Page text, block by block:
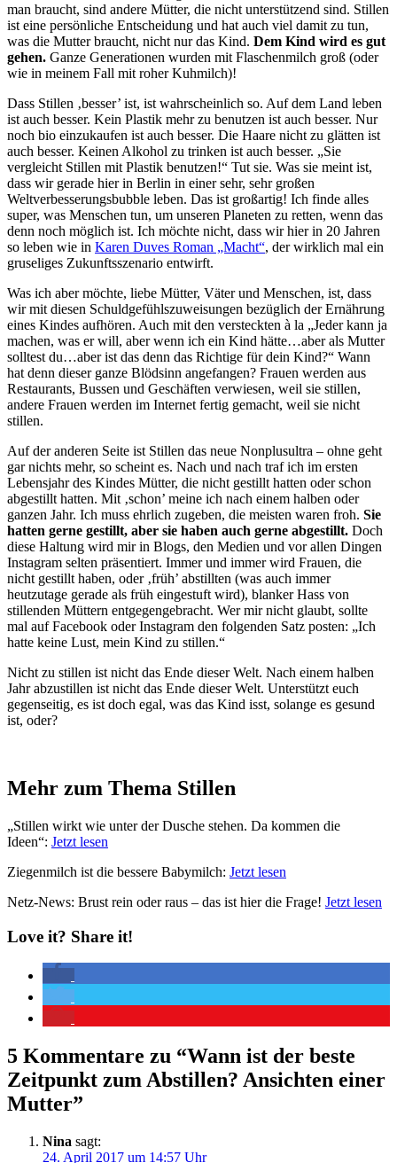
man braucht, sind andere Mütter, die nicht unterstützend sind. Stillen
ist eine persönliche Entscheidung und hat auch viel damit zu tun,
was die Mutter braucht, nicht nur das Kind. Dem Kind wird es gut
gehen. Ganze Generationen wurden mit Flaschenmilch groß (oder
wie in meinem Fall mit roher Kuhmilch)!
Dass Stillen ‚besser’ ist, ist wahrscheinlich so. Auf dem Land leben
ist auch besser. Kein Plastik mehr zu benutzen ist auch besser. Nur
noch bio einzukaufen ist auch besser. Die Haare nicht zu glätten ist
auch besser. Keinen Alkohol zu trinken ist auch besser. „Sie
vergleicht Stillen mit Plastik benutzen!“ Tut sie. Was sie meint ist,
dass wir gerade hier in Berlin in einer sehr, sehr großen
Weltverbesserungsbubble leben. Das ist großartig! Ich finde alles
super, was Menschen tun, um unseren Planeten zu retten, wenn das
denn noch möglich ist. Ich möchte nicht, dass wir hier in 20 Jahren
so leben wie in Karen Duves Roman „Macht“, der wirklich mal ein
gruseliges Zukunftsszenario entwirft.
Was ich aber möchte, liebe Mütter, Väter und Menschen, ist, dass
wir mit diesen Schuldgefühlszuweisungen bezüglich der Ernährung
eines Kindes aufhören. Auch mit den versteckten à la „Jeder kann ja
machen, was er will, aber wenn ich ein Kind hätte…aber als Mutter
solltest du…aber ist das denn das Richtige für dein Kind?“ Wann
hat denn dieser ganze Blödsinn angefangen? Frauen werden aus
Restaurants, Bussen und Geschäften verwiesen, weil sie stillen,
andere Frauen werden im Internet fertig gemacht, weil sie nicht
stillen.
Auf der anderen Seite ist Stillen das neue Nonplusultra – ohne geht
gar nichts mehr, so scheint es. Nach und nach traf ich im ersten
Lebensjahr des Kindes Mütter, die nicht gestillt hatten oder schon
abgestillt hatten. Mit ‚schon’ meine ich nach einem halben oder
ganzen Jahr. Ich muss ehrlich zugeben, die meisten waren froh. Sie
hatten gerne gestillt, aber sie haben auch gerne abgestillt. Doch
diese Haltung wird mir in Blogs, den Medien und vor allen Dingen
Instagram selten präsentiert. Immer und immer wird Frauen, die
nicht gestillt haben, oder ‚früh’ abstillten (was auch immer
heutzutage gerade als früh eingestuft wird), blanker Hass von
stillenden Müttern entgegengebracht. Wer mir nicht glaubt, sollte
mal auf Facebook oder Instagram den folgenden Satz posten: „Ich
hatte keine Lust, mein Kind zu stillen.“
Nicht zu stillen ist nicht das Ende dieser Welt. Nach einem halben
Jahr abzustillen ist nicht das Ende dieser Welt. Unterstützt euch
gegenseitig, es ist doch egal, was das Kind isst, solange es gesund
ist, oder?
Mehr zum Thema Stillen
„Stillen wirkt wie unter der Dusche stehen. Da kommen die
Ideen“: Jetzt lesen
Ziegenmilch ist die bessere Babymilch: Jetzt lesen
Netz-News: Brust rein oder raus – das ist hier die Frage! Jetzt lesen
Love it? Share it!
5 Kommentare zu “Wann ist der beste
Zeitpunkt zum Abstillen? Ansichten einer
Mutter”
Nina sagt:
24. April 2017 um 14:57 Uhr